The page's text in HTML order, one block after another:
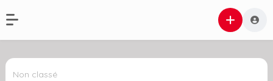
Non classé